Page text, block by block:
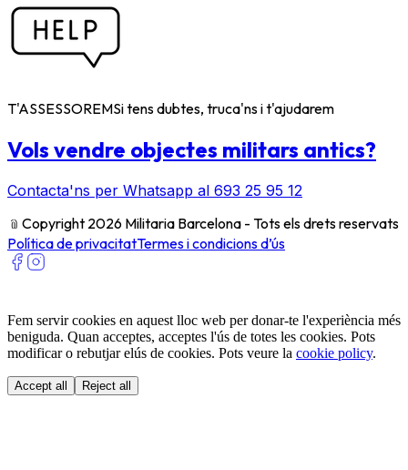
T'ASSESSOREMSi tens dubtes, truca'ns i t'ajudarem
Vols vendre objectes militars antics?
Contacta'ns per Whatsapp al 693 25 95 12
﹫ Copyright 2026 Militaria Barcelona - Tots els drets reservats
Política de privacitatTermes i condicions d’ús
Fem servir cookies en aquest lloc web per donar-te l'experiència més
beniguda. Quan acceptes, acceptes l'ús de totes les cookies. Pots
modificar o rebutjar elús de cookies. Pots veure la cookie policy.
Accept all Reject all